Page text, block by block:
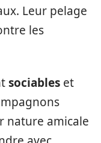
Leur pelage
les
sociables et
nature amicale